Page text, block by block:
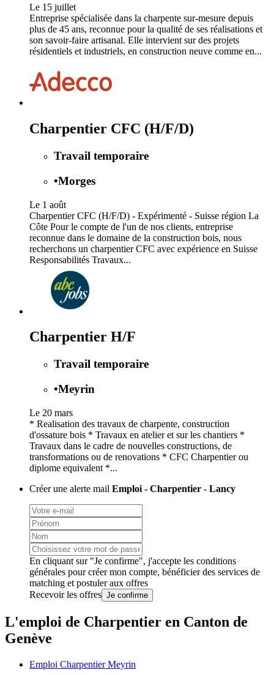
Le 15 juillet
Entreprise spécialisée dans la charpente sur‑mesure depuis
plus de 45 ans, reconnue pour la qualité de ses réalisations et
son savoir‑faire artisanal. Elle intervient sur des projets
résidentiels et industriels, en construction neuve comme en...
Charpentier CFC (H/F/D)
Travail temporaire
•Morges
Le 1 août
Charpentier CFC (H/F/D) - Expérimenté - Suisse région La
Côte Pour le compte de l'un de nos clients, entreprise
reconnue dans le domaine de la construction bois, nous
recherchons un charpentier CFC avec expérience en Suisse
Responsabilités Travaux...
Charpentier H/F
Travail temporaire
•Meyrin
Le 20 mars
* Realisation des travaux de charpente, construction
d'ossature bois * Travaux en atelier et sur les chantiers *
Travaux dans le cadre de nouvelles constructions, de
transformations ou de renovations * CFC Charpentier ou
diplome equivalent *...
Créer une alerte mail Emploi - Charpentier - Lancy
En cliquant sur "Je confirme", j'accepte les conditions
générales pour créer mon compte, bénéficier des services de
matching et postuler aux offres
Recevoir les offres Je confirme
L'emploi de Charpentier en Canton de
Genève
Emploi Charpentier Meyrin